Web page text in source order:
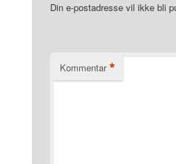
Din e-postadresse vil ikke bli
Kommentar *